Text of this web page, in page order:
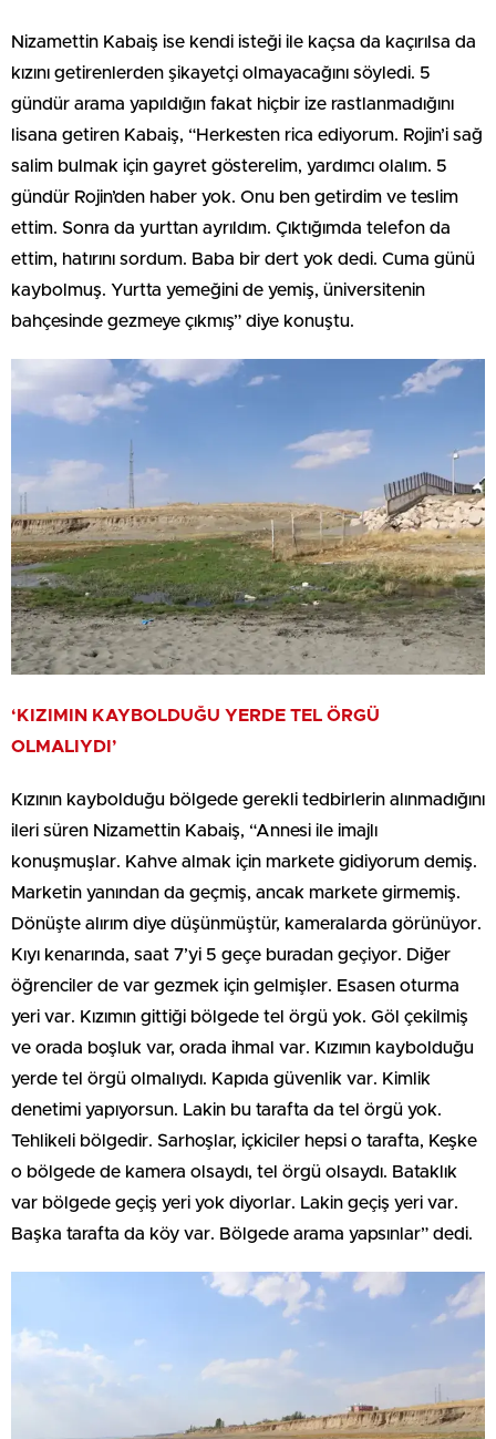
Nizamettin Kabaiş ise kendi isteği ile kaçsa da kaçırılsa da
kızını getirenlerden şikayetçi olmayacağını söyledi. 5
gündür arama yapıldığın fakat hiçbir ize rastlanmadığını
lisana getiren Kabaiş, “Herkesten rica ediyorum. Rojin’i sağ
salim bulmak için gayret gösterelim, yardımcı olalım. 5
gündür Rojin’den haber yok. Onu ben getirdim ve teslim
ettim. Sonra da yurttan ayrıldım. Çıktığımda telefon da
ettim, hatırını sordum. Baba bir dert yok dedi. Cuma günü
kaybolmuş. Yurtta yemeğini de yemiş, üniversitenin
bahçesinde gezmeye çıkmış” diye konuştu.
‘KIZIMIN KAYBOLDUĞU YERDE TEL ÖRGÜ
OLMALIYDI’
Kızının kaybolduğu bölgede gerekli tedbirlerin alınmadığını
ileri süren Nizamettin Kabaiş, “Annesi ile imajlı
konuşmuşlar. Kahve almak için markete gidiyorum demiş.
Marketin yanından da geçmiş, ancak markete girmemiş.
Dönüşte alırım diye düşünmüştür, kameralarda görünüyor.
Kıyı kenarında, saat 7’yi 5 geçe buradan geçiyor. Diğer
öğrenciler de var gezmek için gelmişler. Esasen oturma
yeri var. Kızımın gittiği bölgede tel örgü yok. Göl çekilmiş
ve orada boşluk var, orada ihmal var. Kızımın kaybolduğu
yerde tel örgü olmalıydı. Kapıda güvenlik var. Kimlik
denetimi yapıyorsun. Lakin bu tarafta da tel örgü yok.
Tehlikeli bölgedir. Sarhoşlar, içkiciler hepsi o tarafta, Keşke
o bölgede de kamera olsaydı, tel örgü olsaydı. Bataklık
var bölgede geçiş yeri yok diyorlar. Lakin geçiş yeri var.
Başka tarafta da köy var. Bölgede arama yapsınlar” dedi.